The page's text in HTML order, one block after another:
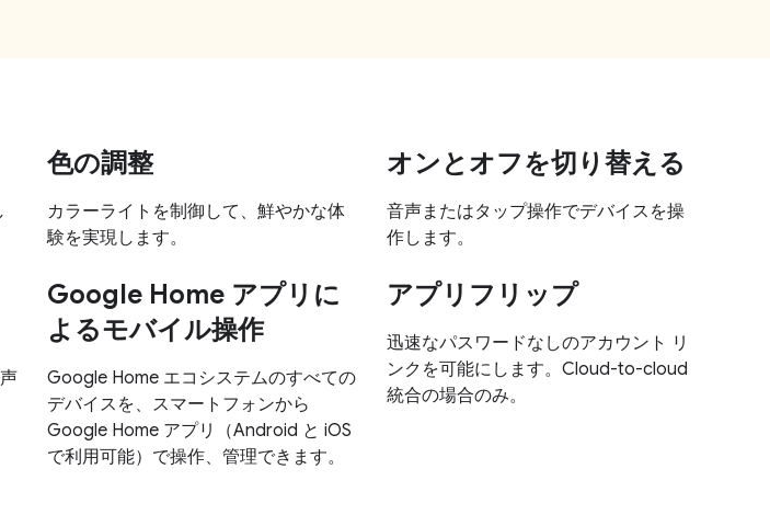
色の調整
カラーライトを制御して、鮮やかな体
験を実現します。
オンとオフを切り替える
音声またはタップ操作でデバイスを操
作します。
Google Home アプリに
よるモバイル操作
Google Home エコシステムのすべての
デバイスを、スマートフォンから
Google Home アプリ（Android と iOS
で利用可能）で操作、管理できます。
アプリフリップ
迅速なパスワードなしのアカウント リ
ンクを可能にします。Cloud-to-cloud
統合の場合のみ。